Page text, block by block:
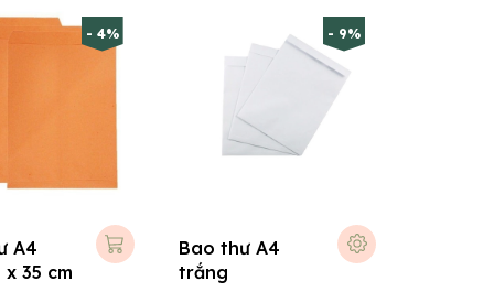
- 4%
A4
35 cm
- 9%
Bao thư A4
trắng